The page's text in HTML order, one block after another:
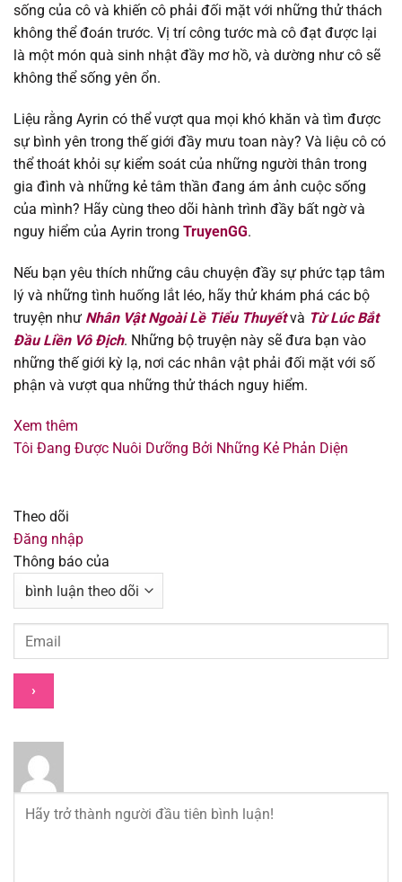
Chapter 110 15/10/2025
Chapter 109 08/10/2025
Chapter 107 02/10/2025
Chapter 106 02/10/2025
Chapter 105
Chapter 104 02/10/2025
Chapter 103 02/10/2025
Chapter 102 02/10/2025
Chapter 101
Chapter 99
Chapter 98
Chapter 97
Chapter 96 01/08/2025
Chapter 94
Chapter 93 01/08/2025
sống của cô và khiến cô phải đối mặt với những thử thách
không thể đoán trước. Vị trí công tước mà cô đạt được lại
là một món quà sinh nhật đầy mơ hồ, và dường như cô sẽ
không thể sống yên ổn.
Liệu rằng Ayrin có thể vượt qua mọi khó khăn và tìm được
sự bình yên trong thế giới đầy mưu toan này? Và liệu cô có
thể thoát khỏi sự kiểm soát của những người thân trong
gia đình và những kẻ tâm thần đang ám ảnh cuộc sống
của mình? Hãy cùng theo dõi hành trình đầy bất ngờ và
nguy hiểm của Ayrin trong TruyenGG.
Nếu bạn yêu thích những câu chuyện đầy sự phức tạp tâm
lý và những tình huống lắt léo, hãy thử khám phá các bộ
truyện như Nhân Vật Ngoài Lề Tiểu Thuyếtvà Từ Lúc Bắt
Đầu Liền Vô Địch. Những bộ truyện này sẽ đưa bạn vào
những thế giới kỳ lạ, nơi các nhân vật phải đối mặt với số
phận và vượt qua những thử thách nguy hiểm.
Xem thêm
Tôi Đang Được Nuôi Dưỡng Bởi Những Kẻ Phản Diện
Theo dõi
Đăng nhập
Thông báo của